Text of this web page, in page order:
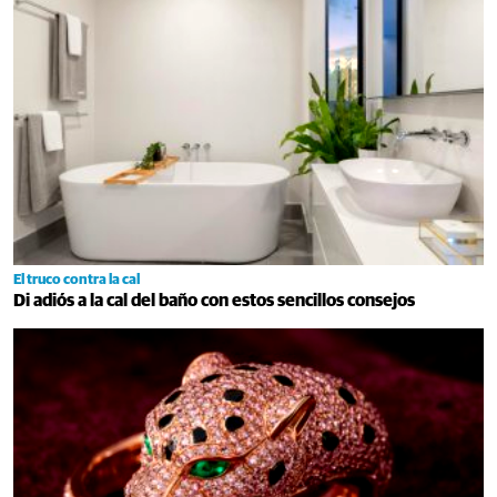
El truco contra la cal
Di adiós a la cal del baño con estos sencillos consejos